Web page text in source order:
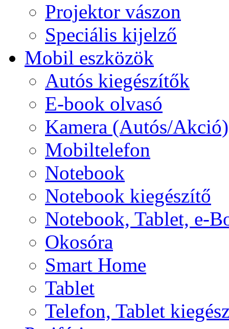
Projektor vászon
Speciális kijelző
Mobil eszközök
Autós kiegészítők
E-book olvasó
Kamera (Autós/Akció)
Mobiltelefon
Notebook
Notebook kiegészítő
Notebook, Tablet, e-
Okosóra
Smart Home
Tablet
Telefon, Tablet